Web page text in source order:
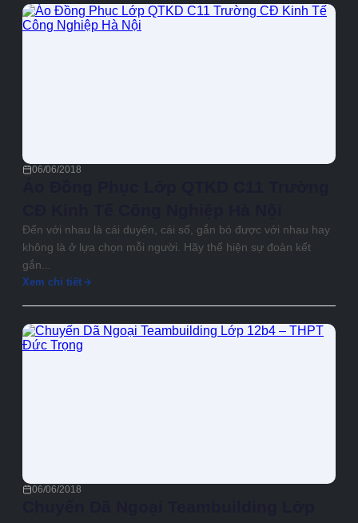
06/06/2018
Đến với nhau là cái duyên, cái số, gắn bó được với nhau hay
không là ở lựa chọn mỗi người. Hãy thể hiện sự đoàn kết
gắn...
Xem chi tiết
06/06/2018